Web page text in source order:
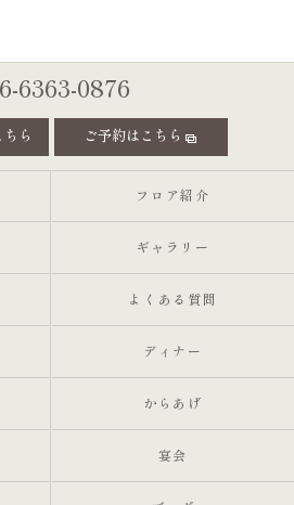
6363-0876
ら ご予約はこちら
フロア紹介
ギャラリー
よくある質問
ディナー
からあげ
宴会